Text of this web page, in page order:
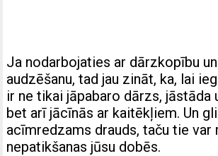
Ja nodarbojaties ar dārzkopību
audzēšanu, tad jau zināt, ka, lai
ir ne tikai jāpabaro dārzs, jāstāda
bet arī jācīnās ar kaitēkļiem. Un
acīmredzams drauds, taču tie var
nepatikšanas jūsu dobēs.